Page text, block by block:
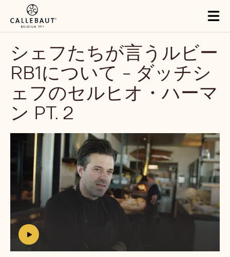
Skip to main content
Close
Switch regions if you would like to see the content for your
location.
シェフたちが言うルビー
RB1について - ダッチシ
ェフのセルヒオ・ハーマ
ン PT. 2